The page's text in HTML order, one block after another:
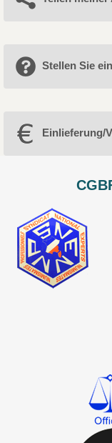
Stellen Sie
Einlieferung/